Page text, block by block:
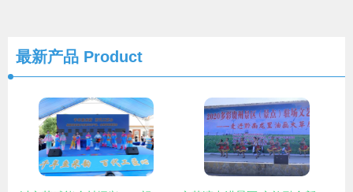
最新产品 Product